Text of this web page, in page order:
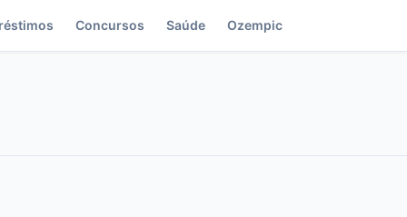
Concursos Saúde Ozempic